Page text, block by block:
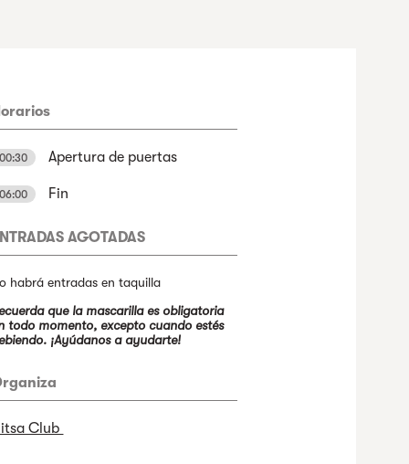
00:30 Apertura de puertas
06:00 Fin
AGOTADAS
habrá entradas en taquilla
que la mascarilla es obligatoria
todo momento, excepto cuando estés
¡Ayúdanos a ayudarte!
Club